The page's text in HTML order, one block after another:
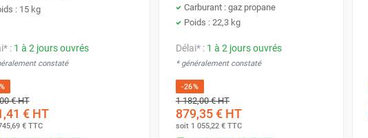
: 15 kg
: 1 à 2 jours ouvrés
constaté
€HT
€HT
€TTC
Carburant : gaz propane
Poids : 22,3 kg
Délai* : 1 à 2 jours ouvrés
* généralement constaté
-26%
1 182,00 €HT
879,35 € HT
soit 1 055,22 € TTC